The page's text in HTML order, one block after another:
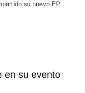
su nuevo EP
en su evento